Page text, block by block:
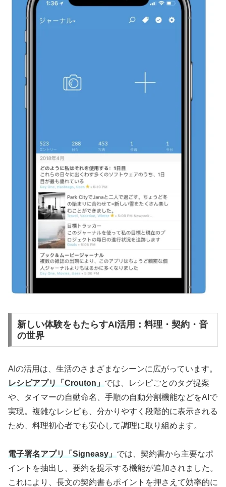
新しい体験をもたらすAI活用：料理・契約・音
の世界
AIの活用は、生活のさまざまなシーンに広がっています。
レシピアプリ「Crouton」 では、レシピごとのタグ提案
や、タイマーの自動命名、手順の自動分割機能などをAIで
実現。複雑なレシピも、分かりやすく段階的に表示される
ため、料理初心者でも安心して調理に取り組めます。
電子署名アプリ「Signeasy」 では、契約書から主要なポ
イントを抽出し、要約を提示する機能が追加されました。
これにより、長文の契約書もポイントを押さえて効率的に